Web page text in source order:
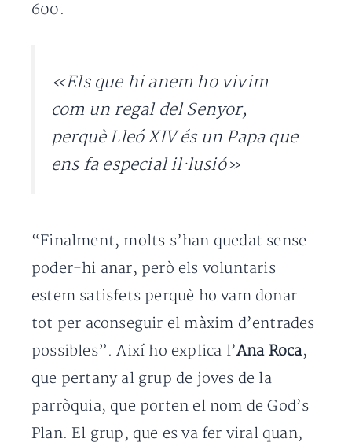
600.
«Els que hi anem ho vivim
com un regal del Senyor,
perquè Lleó XIV és un Papa que
ens fa especial il·lusió»
“Finalment, molts s’han quedat sense
poder-hi anar, però els voluntaris
estem satisfets perquè ho vam donar
tot per aconseguir el màxim d’entrades
possibles”. Així ho explica l’Ana Roca,
que pertany al grup de joves de la
parròquia, que porten el nom de God’s
Plan. El grup, que es va fer viral quan,